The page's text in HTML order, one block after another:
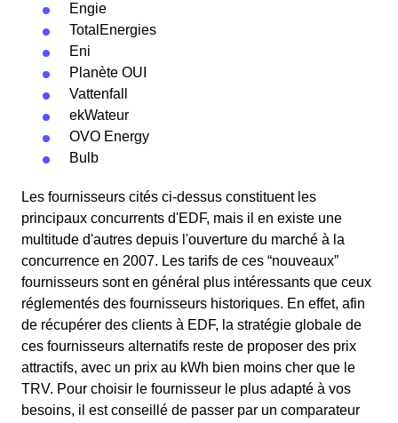
Engie
TotalEnergies
Eni
Planète OUI
Vattenfall
ekWateur
OVO Energy
Bulb
Les fournisseurs cités ci-dessus constituent les
principaux concurrents d'EDF, mais il en existe une
multitude d'autres depuis l'ouverture du marché à la
concurrence en 2007. Les tarifs de ces “nouveaux”
fournisseurs sont en général plus intéressants que ceux
réglementés des fournisseurs historiques. En effet, afin
de récupérer des clients à EDF, la stratégie globale de
ces fournisseurs alternatifs reste de proposer des prix
attractifs, avec un prix au kWh bien moins cher que le
TRV. Pour choisir le fournisseur le plus adapté à vos
besoins, il est conseillé de passer par un comparateur